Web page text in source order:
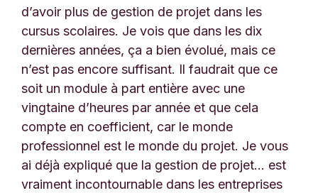
d’avoir plus de gestion de projet dans les
cursus scolaires. Je vois que dans les dix
dernières années, ça a bien évolué, mais ce
n’est pas encore suffisant. Il faudrait que ce
soit un module à part entière avec une
vingtaine d’heures par année et que cela
compte en coefficient, car le monde
professionnel est le monde du projet. Je vous
ai déjà expliqué que la gestion de projet… est
vraiment incontournable dans les entreprises